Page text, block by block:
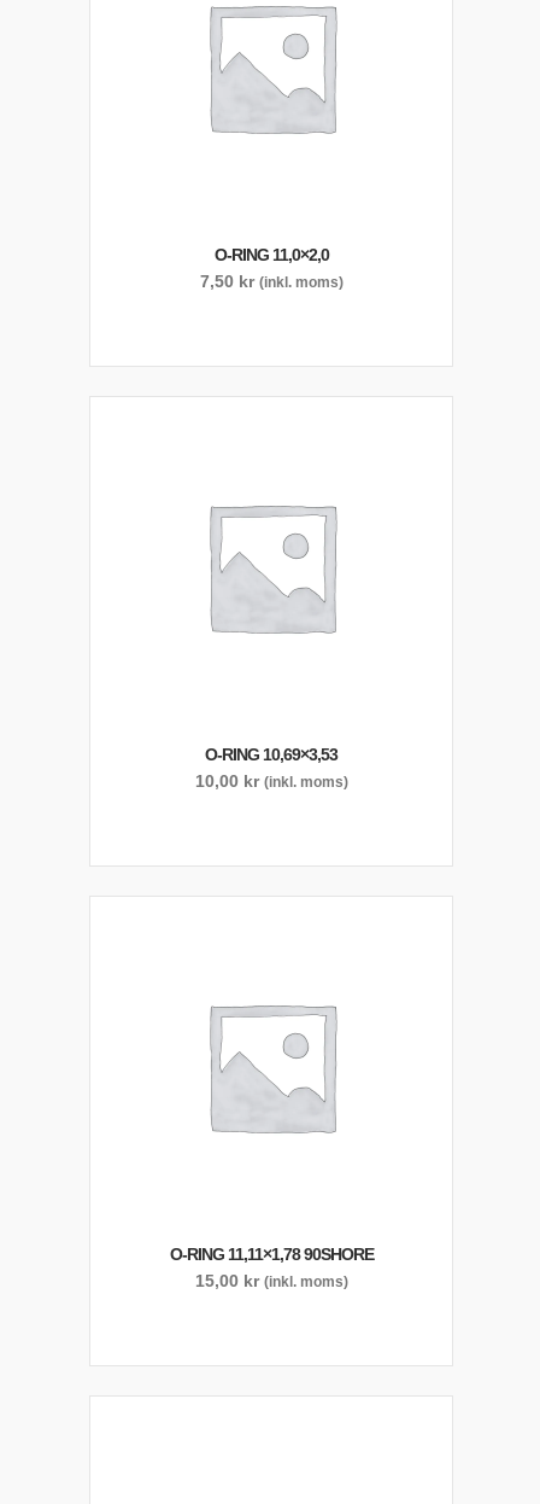
O-RING 11,0×2,0
7,50 kr (inkl. moms)
O-RING 10,69×3,53
10,00 kr (inkl. moms)
O-RING 11,11×1,78 90SHORE
15,00 kr (inkl. moms)